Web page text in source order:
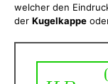
welcher den
der Kugelkappe